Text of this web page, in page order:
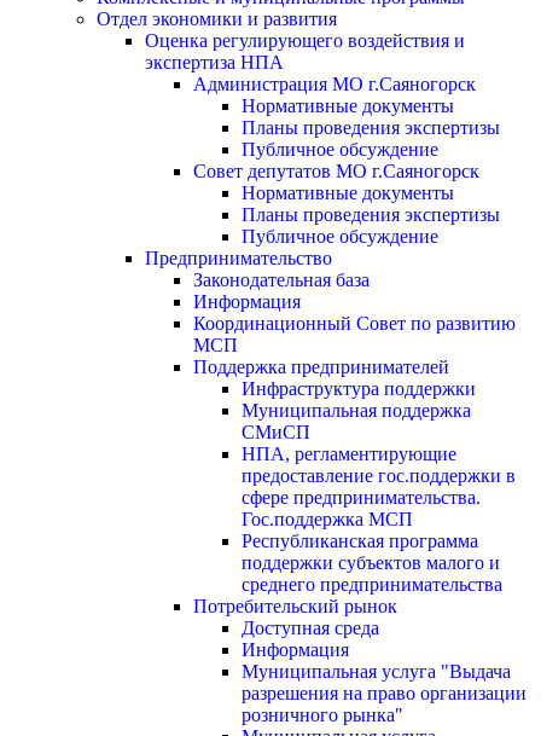
Отдел экономики и развития
Оценка регулирующего воздействия и
экспертиза НПА
Администрация МО г.Саяногорск
Нормативные документы
Планы проведения экспертизы
Публичное обсуждение
Совет депутатов МО г.Саяногорск
Нормативные документы
Планы проведения экспертизы
Публичное обсуждение
Предпринимательство
Законодательная база
Информация
Координационный Совет по развитию
МСП
Поддержка предпринимателей
Инфраструктура поддержки
Муниципальная поддержка
СМиСП
НПА, регламентирующие
предоставление гос.поддержки в
сфере предпринимательства.
Гос.поддержка МСП
Республиканская программа
поддержки субъектов малого и
среднего предпринимательства
Потребительский рынок
Доступная среда
Информация
Муниципальная услуга "Выдача
разрешения на право организации
розничного рынка"